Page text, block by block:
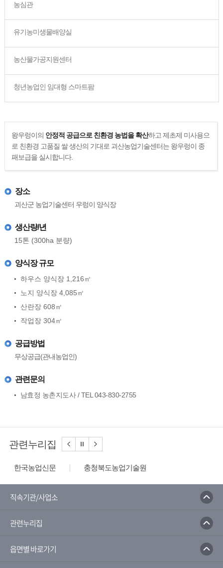
농심관
유기농미생물배양실
농산물가공지원센터
청년농업인 임대형 스마트팜
왕우렁이의 안정적 공급으로 친환경 농법을 확산하고 제초제 미사용으
로 친환경 고품질 쌀 생산의 기대로 괴산농업기술센터는 왕우렁이 종
패보급을 실시합니다.
장소
괴산군 농업기술센터 우렁이 양식장
생산량/년
15톤 (300ha 분량)
양식장 규모
하우스 양식장 1,216㎡
노지 양식장 4,085㎡
산란장 608㎡
작업장 304㎡
공급방법
무상공급(관내농업인)
관련문의
남효정 농촌지도사 / TEL 043-830-2755
관련누리집
한국농업신문
충청북도농업기술원
한국농수산식품유통공사
농촌진흥청 전자민원 포털서비스
직속기관/사업소
관련누리집
읍면별 바로가기